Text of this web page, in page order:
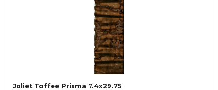
Joliet Toffee Prisma 7.4x29.75